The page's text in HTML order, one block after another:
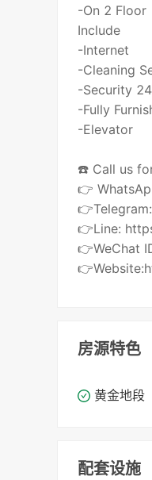
-On 2 Floor
Include
-Internet
-Cleaning
-Security
-Fully
-Elevator
☎️ Call us
👉
👉Line:
👉WeChat
房源特色
黄金地段
配套设施